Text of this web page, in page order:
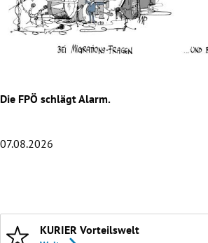
Untermenü
Untermenü
Untermenü
Untermenü
Die FPÖ schlägt Alarm.
07.08.2026
KURIER Vorteilswelt